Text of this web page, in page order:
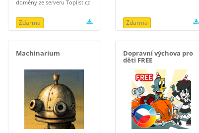
domény ze serveru Toplist.cz
Zdarma Zdarma
Machinarium Dopravní výchova pro
děti FREE